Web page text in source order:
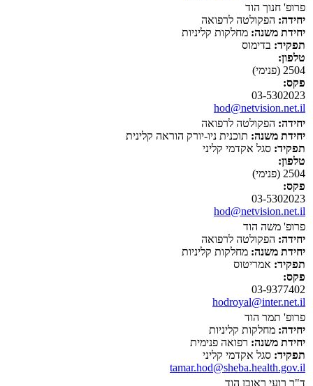
פרופ' חנוך הוד
יחידה: הפקולטה לרפואה
יחידת משנה: מחלקות קליניות
תפקיד: בדימוס
טלפון:
2504 (פנימי)
פקס:
03-5302023
hod@netvision.net.il
יחידה: הפקולטה לרפואה
יחידת משנה: תוכנית ניו-יורק הוראה קלינית
תפקיד: סגל אקדמי קליני
טלפון:
2504 (פנימי)
פקס:
03-5302023
hod@netvision.net.il
פרופ' משה הוד
יחידה: הפקולטה לרפואה
יחידת משנה: מחלקות קליניות
תפקיד: אמריטוס
פקס:
03-9377402
hodroyal@inter.net.il
פרופ' תמר הוד
יחידה: מחלקות קליניות
יחידת משנה: רפואה פנימית
תפקיד: סגל אקדמי קליני
tamar.hod@sheba.health.gov.il
ד"ר רועי ראובן הוד